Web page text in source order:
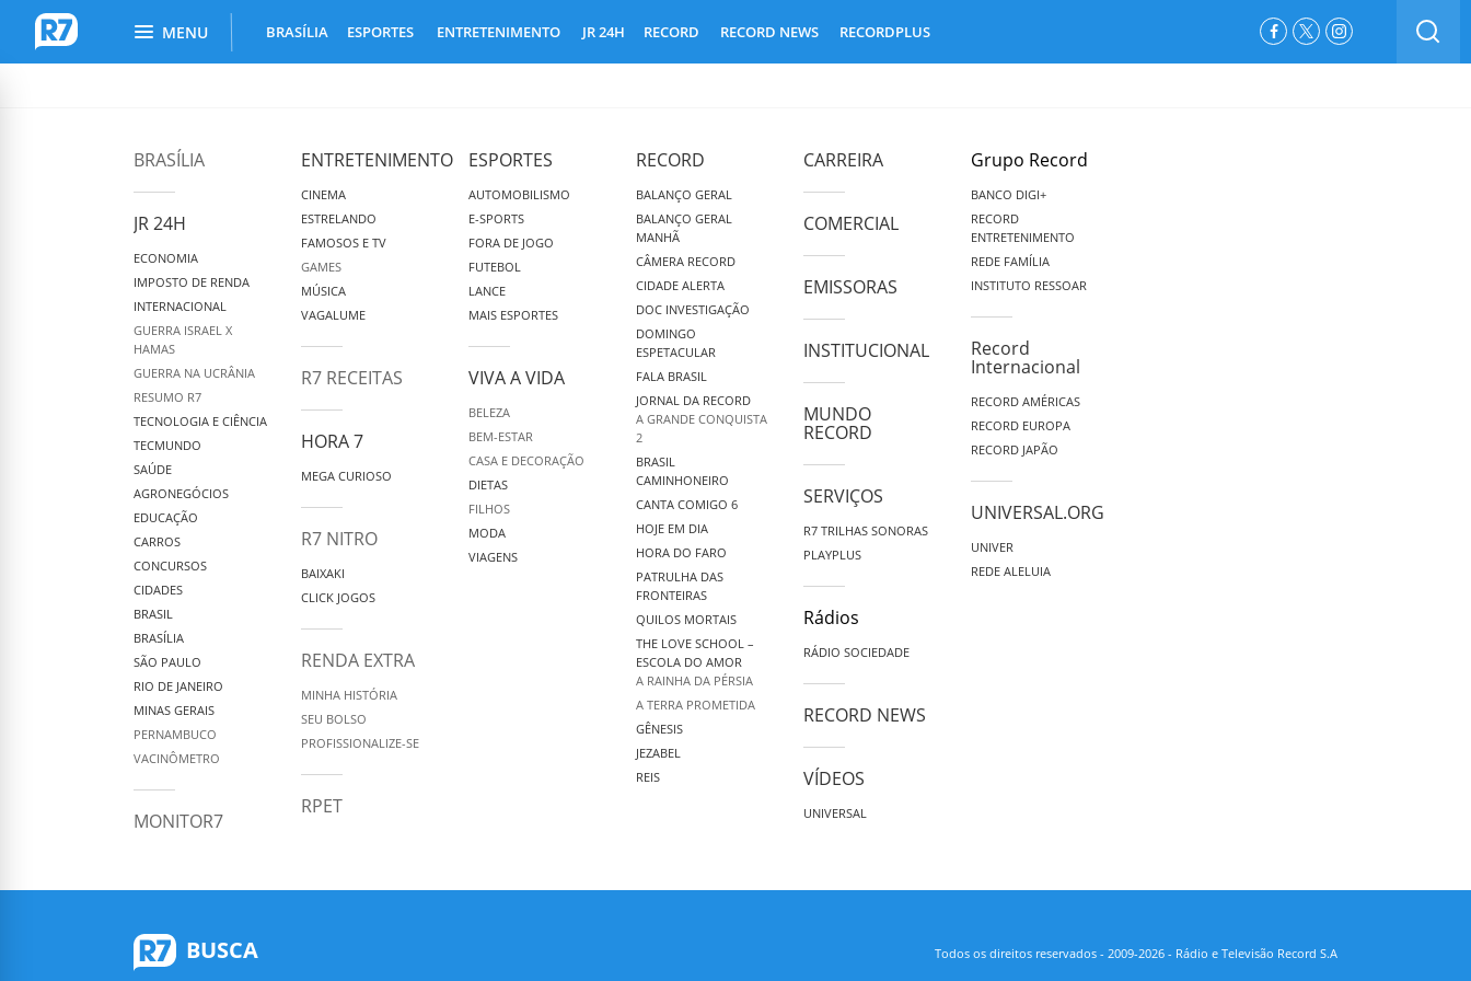
R7.com MENU BRASÍLIA ESPORTES ENTRETENIMENTO JR 24H RECORD RECORD NEWS RECORDPLUS Facebook
TwitterInstagram
BUSCAR
BRASÍLIA
JR 24H
ECONOMIA
IMPOSTO DE RENDA
INTERNACIONAL
GUERRA ISRAEL X
HAMAS
GUERRA NA UCRÂNIA
RESUMO R7
TECNOLOGIA E CIÊNCIA
TECMUNDO
SAÚDE
AGRONEGÓCIOS
EDUCAÇÃO
CARROS
CONCURSOS
CIDADES
BRASIL
BRASÍLIA
SÃO PAULO
RIO DE JANEIRO
MINAS GERAIS
PERNAMBUCO
VACINÔMETRO
MONITOR7
ENTRETENIMENTO
CINEMA
ESTRELANDO
FAMOSOS E TV
GAMES
MÚSICA
VAGALUME
R7 RECEITAS
HORA 7
MEGA CURIOSO
R7 NITRO
BAIXAKI
CLICK JOGOS
RENDA EXTRA
MINHA HISTÓRIA
SEU BOLSO
PROFISSIONALIZE-SE
RPET
ESPORTES
AUTOMOBILISMO
E-SPORTS
FORA DE JOGO
FUTEBOL
LANCE
MAIS ESPORTES
VIVA A VIDA
BELEZA
BEM-ESTAR
CASA E DECORAÇÃO
DIETAS
FILHOS
MODA
VIAGENS
RECORD
BALANÇO GERAL
BALANÇO GERAL
MANHÃ
CÂMERA RECORD
CIDADE ALERTA
DOC INVESTIGAÇÃO
DOMINGO
ESPETACULAR
FALA BRASIL
JORNAL DA RECORD
A GRANDE CONQUISTA
2
BRASIL
CAMINHONEIRO
CANTA COMIGO 6
HOJE EM DIA
HORA DO FARO
PATRULHA DAS
FRONTEIRAS
QUILOS MORTAIS
THE LOVE SCHOOL –
ESCOLA DO AMOR
A RAINHA DA PÉRSIA
A TERRA PROMETIDA
GÊNESIS
JEZABEL
REIS
CARREIRA
COMERCIAL
EMISSORAS
INSTITUCIONAL
MUNDO
RECORD
SERVIÇOS
R7 TRILHAS SONORAS
PLAYPLUS
Rádios
RÁDIO SOCIEDADE
RECORD NEWS
VÍDEOS
UNIVERSAL
Grupo Record
BANCO DIGI+
RECORD
ENTRETENIMENTO
REDE FAMÍLIA
INSTITUTO RESSOAR
Record
Internacional
RECORD AMÉRICAS
RECORD EUROPA
RECORD JAPÃO
UNIVERSAL.ORG
UNIVER
REDE ALELUIA
BUSCA Todos os direitos reservados - 2009-2026 - Rádio e Televisão Record S.A